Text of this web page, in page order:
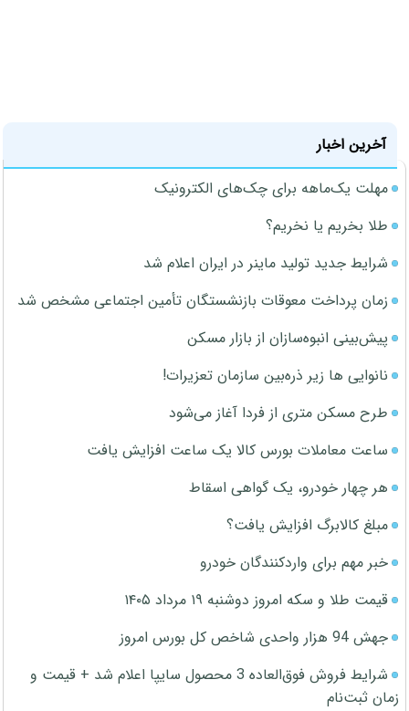
آخرین اخبار
مهلت یک‌ماهه برای چک‌های الکترونیک
طلا بخریم یا نخریم؟
شرایط جدید تولید ماینر در ایران اعلام شد
زمان پرداخت معوقات بازنشستگان تأمین اجتماعی مشخص شد
پیش‌بینی انبوه‌سازان از بازار مسکن
نانوایی ها زیر ذره‌بین سازمان تعزیرات!
طرح مسکن متری از فردا آغاز می‌شود
ساعت معاملات بورس کالا یک ساعت افزایش یافت
هر چهار خودرو، یک گواهی اسقاط
مبلغ کالابرگ افزایش یافت؟
خبر مهم برای واردکنندگان خودرو
قیمت طلا و سکه امروز دوشنبه ۱۹ مرداد ۱۴۰۵
جهش 94 هزار واحدی شاخص کل بورس امروز
شرایط فروش فوق‌العاده 3 محصول سایپا اعلام شد + قیمت و
زمان ثبت‌نام